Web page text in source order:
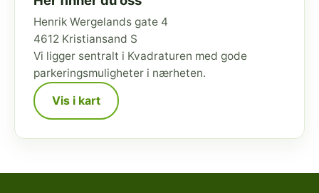
Henrik Wergelands gate 4
4612 Kristiansand S
Vi ligger sentralt i Kvadraturen med gode
parkeringsmuligheter i nærheten.
Vis i kart